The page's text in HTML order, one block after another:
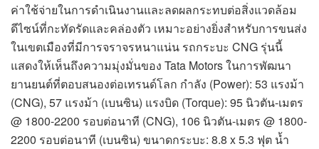
ค่าใช้จ่ายในการดำเนินงานและลดผลกระทบต่อสิ่งแวดล้อม
ดีไซน์ที่กะทัดรัดและคล่องตัว เหมาะอย่างยิ่งสำหรับการขนส่ง
ในเขตเมืองที่มีการจราจรหนาแน่น รถกระบะ CNG รุ่นนี้
แสดงให้เห็นถึงความมุ่งมั่นของ Tata Motors ในการพัฒนา
ยานยนต์ที่ตอบสนองต่อเทรนด์โลก กำลัง (Power): 53 แรงม้า
(CNG), 57 แรงม้า (เบนซิน) แรงบิด (Torque): 95 นิวตัน-เมตร
@ 1800-2200 รอบต่อนาที (CNG), 106 นิวตัน-เมตร @ 1800-
2200 รอบต่อนาที (เบนซิน) ขนาดกระบะ: 8.8 x 5.3 ฟุต น้ำ